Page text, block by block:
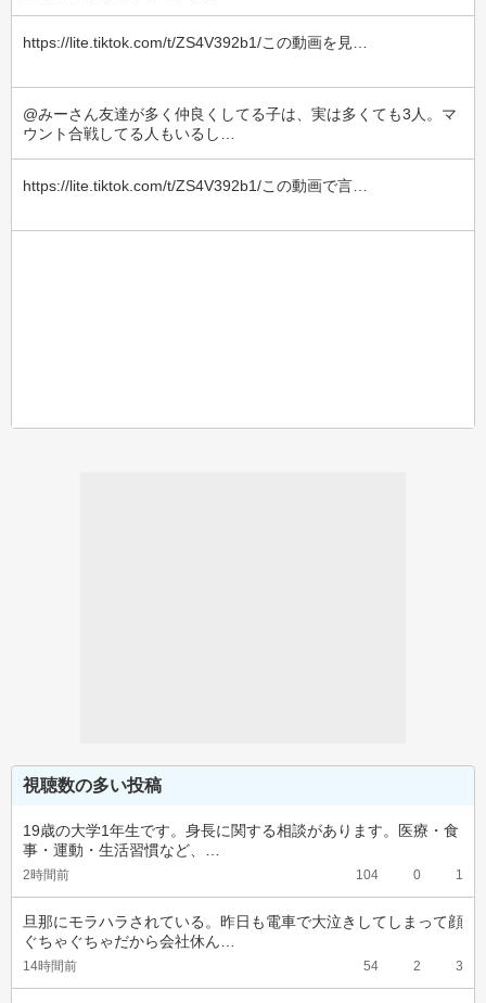
https://lite.tiktok.com/t/ZS4V392b1/この動画を見…
@みーさん友達が多く仲良くしてる子は、実は多くても3人。マ
ウント合戦してる人もいるし…
https://lite.tiktok.com/t/ZS4V392b1/この動画で言…
視聴数の多い投稿
19歳の大学1年生です。身長に関する相談があります。医療・食
事・運動・生活習慣など、…
2時間前 104 0 1
旦那にモラハラされている。昨日も電車で大泣きしてしまって顔
ぐちゃぐちゃだから会社休ん…
14時間前 54 2 3